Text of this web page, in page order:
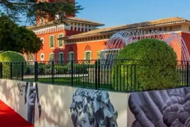
À FAIRE
SÉJOURNER